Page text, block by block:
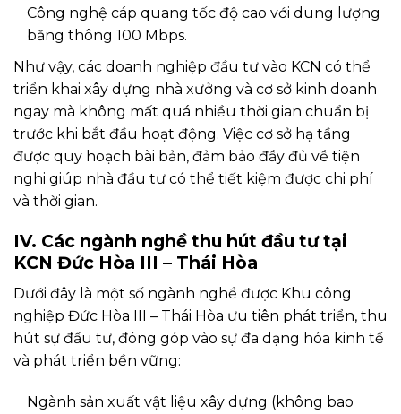
Công nghệ cáp quang tốc độ cao với dung lượng
băng thông 100 Mbps.
Như vậy, các doanh nghiệp đầu tư vào KCN có thể
triển khai xây dựng nhà xưởng và cơ sở kinh doanh
ngay mà không mất quá nhiều thời gian chuẩn bị
trước khi bắt đầu hoạt động. Việc cơ sở hạ tầng
được quy hoạch bài bản, đảm bảo đầy đủ về tiện
nghi giúp nhà đầu tư có thể tiết kiệm được chi phí
và thời gian.
IV. Các ngành nghề thu hút đầu tư tại
KCN Đức Hòa III – Thái Hòa
Dưới đây là một số ngành nghề được Khu công
nghiệp Đức Hòa III – Thái Hòa ưu tiên phát triển, thu
hút sự đầu tư, đóng góp vào sự đa dạng hóa kinh tế
và phát triển bền vững:
Ngành sản xuất vật liệu xây dựng (không bao